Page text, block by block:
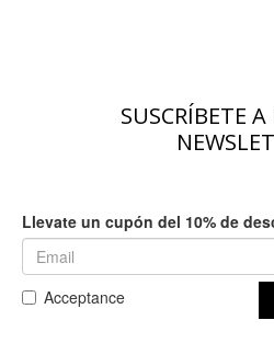
SUSCRÍBETE